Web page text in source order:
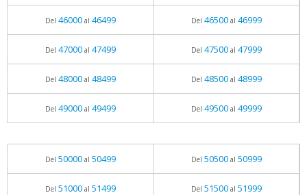
Del 46000al 46499 Del 46500al 46999
Del 47000al 47499 Del 47500al 47999
Del 48000al 48499 Del 48500al 48999
Del 49000al 49499 Del 49500al 49999
Del 50000al 50499 Del 50500al 50999
Del 51000al 51499 Del 51500al 51999